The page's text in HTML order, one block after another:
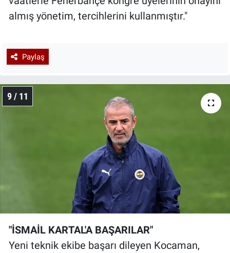
almış yönetim, tercihlerini kullanmıştır."
Paylaş
9 / 11
"İSMAİL KARTAL'A BAŞARILAR"
Yeni teknik ekibe başarı dileyen Kocaman,